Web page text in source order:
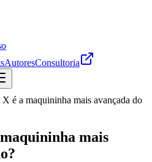
AutoresConsultoria
é a maquininha mais avançada do
mais